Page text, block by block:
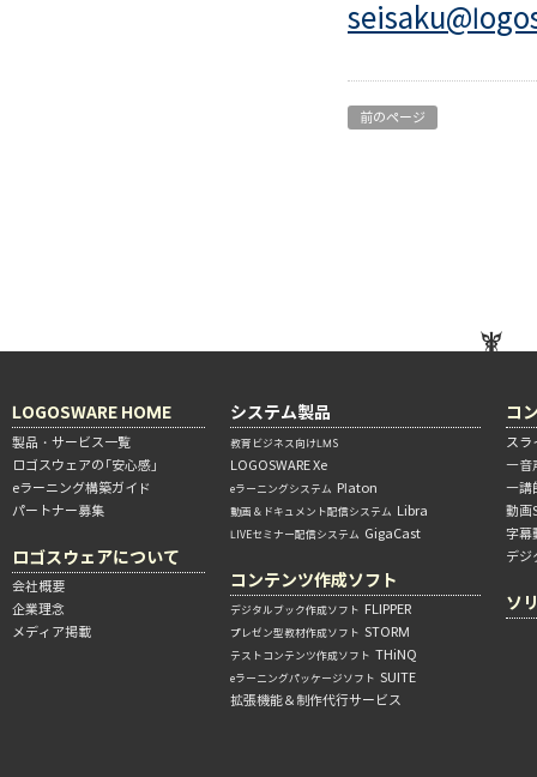
前のページ
LOGOSWARE HOME
製品・サービス一覧
ロゴスウェアの「安心感」
eラーニング構築ガイド
パートナー募集
ロゴスウェアについて
会社概要
企業理念
メディア掲載
システム製品
教育ビジネス向けLMS
LOGOSWARE Xe
eラーニングシステム Platon
動画＆ドキュメント配信システム Libra
LIVEセミナー配信システム GigaCast
コンテンツ作成ソフト
デジタルブック作成ソフト FLIPPER
プレゼン型教材作成ソフト STORM
テストコンテンツ作成ソフト THiNQ
eラーニングパッケージソフト SUITE
拡張機能＆制作代行サービス
コ
ス
―音
―講
動画
字幕
デジ
ソ